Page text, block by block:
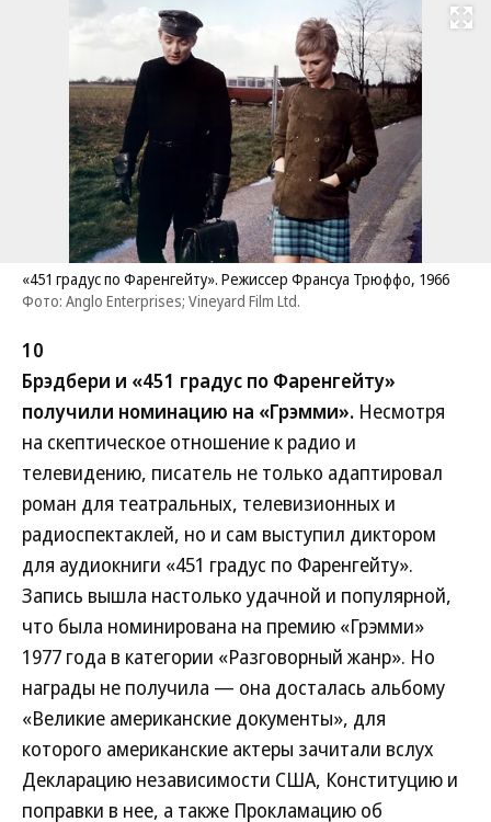
Развернуть
«451 градус по Фаренгейту». Режиссер Франсуа Трюффо, 1966
Фото: Anglo Enterprises; Vineyard Film Ltd.
10
Брэдбери и «451 градус по Фаренгейту»
получили номинацию на «Грэмми». Несмотря
на скептическое отношение к радио и
телевидению, писатель не только адаптировал
роман для театральных, телевизионных и
радиоспектаклей, но и сам выступил диктором
для аудиокниги «451 градус по Фаренгейту».
Запись вышла настолько удачной и популярной,
что была номинирована на премию «Грэмми»
1977 года в категории «Разговорный жанр». Но
награды не получила — она досталась альбому
«Великие американские документы», для
которого американские актеры зачитали вслух
Декларацию независимости США, Конституцию и
поправки в нее, а также Прокламацию об